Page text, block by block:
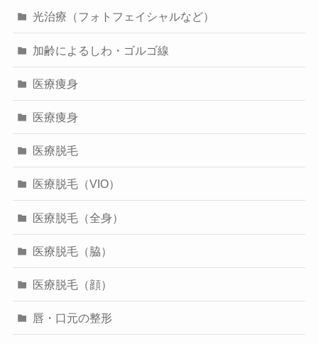
光治療（フォトフェイシャルなど）
加齢によるしわ・ゴルゴ線
医療痩身
医療痩身
医療脱毛
医療脱毛（VIO）
医療脱毛（全身）
医療脱毛（脇）
医療脱毛（顔）
唇・口元の整形